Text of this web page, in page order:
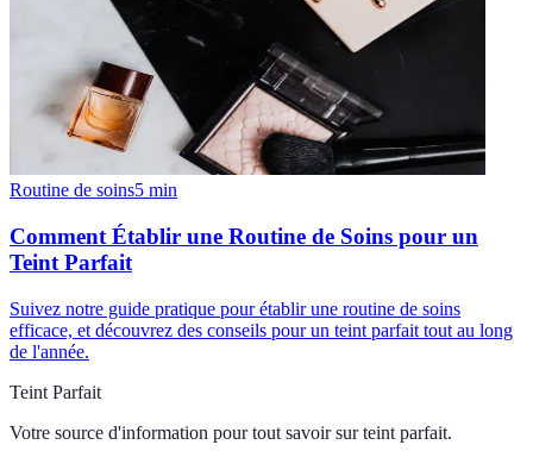
Routine de soins5 min
Comment Établir une Routine de Soins pour un
Teint Parfait
Suivez notre guide pratique pour établir une routine de soins
efficace, et découvrez des conseils pour un teint parfait tout au long
de l'année.
Teint Parfait
Votre source d'information pour tout savoir sur teint parfait.